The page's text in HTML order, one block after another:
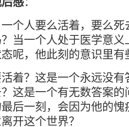
个人要么活着，要么
当一个人处于医学意义
态呢，他此刻的意识
着？这是一个永远没
这是一个有无数答案
后一刻，会因为他的
离开这个世界？